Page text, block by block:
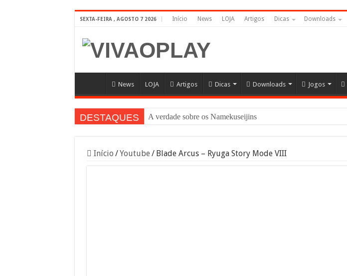
SEXTA-FEIRA , AGOSTO 7 2026 Início News LOJA Artigos Dicas Downloads
News LOJA Artigos Dicas Downloads Jogos
DESTAQUES A verdade sobre os Namekuseijins – DRAGON BALL
Início /Youtube / Blade Arcus – Ryuga Story Mode VIII